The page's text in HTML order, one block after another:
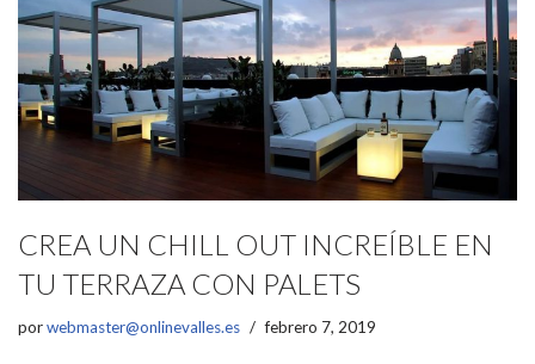
CREA UN CHILL OUT INCREÍBLE EN
TU TERRAZA CON PALETS
porwebmaster@onlinevalles.es febrero 7, 2019